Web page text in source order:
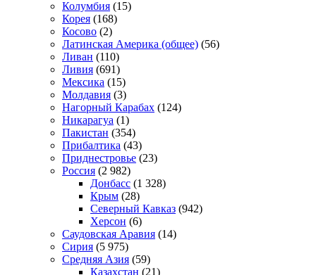
Колумбия (15)
Корея (168)
Косово (2)
Латинская Америка (общее) (56)
Ливан (110)
Ливия (691)
Мексика (15)
Молдавия (3)
Нагорный Карабах (124)
Никарагуа (1)
Пакистан (354)
Прибалтика (43)
Приднестровье (23)
Россия (2 982)
Донбасс (1 328)
Крым (28)
Северный Кавказ (942)
Херсон (6)
Саудовская Аравия (14)
Сирия (5 975)
Средняя Азия (59)
Казахстан (21)